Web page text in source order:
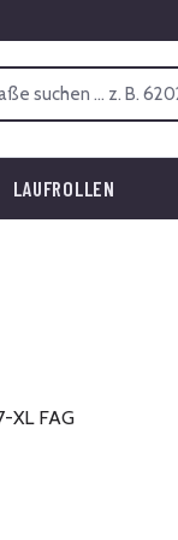
LAUFROLLEN